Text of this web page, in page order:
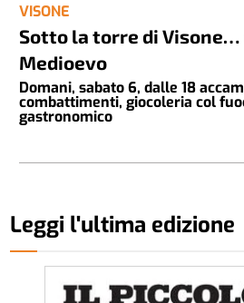
VISONE
Sotto la torre di
Medioevo
Domani, sabato 6, dalle 18
combattimenti, giocoleria col
gastronomico
Leggi l'ultima edizione